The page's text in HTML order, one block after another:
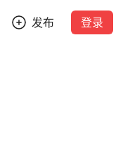
发布 登录